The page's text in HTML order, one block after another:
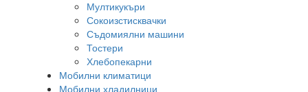
Мултикукъри
Сокоизстисквачки
Съдомиялни машини
Тостери
Хлебопекарни
Мобилни климатици
Мобилни хладилници